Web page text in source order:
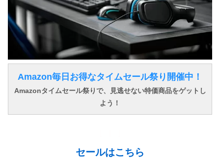
Amazon毎日お得なタイムセール祭り開催中！
Amazonタイムセール祭りで、見逃せない特価商品をゲットし
よう！
セールはこちら